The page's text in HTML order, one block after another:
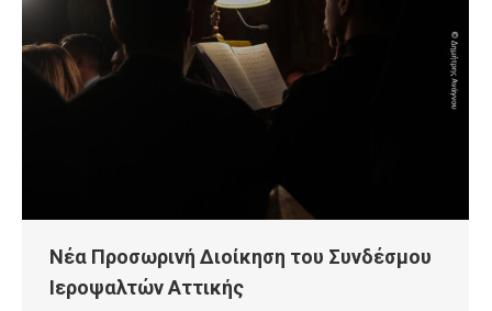
Νέα Προσωρινή Διοίκηση του Συνδέσμου
Ιεροψαλτών Αττικής